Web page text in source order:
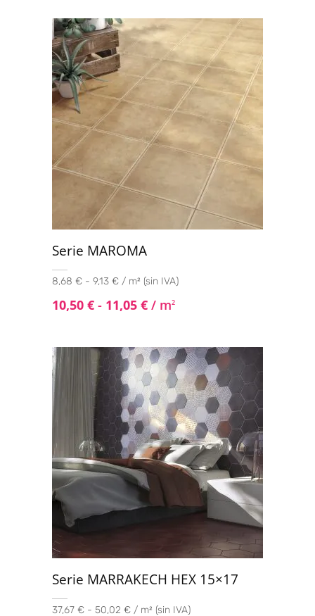
Serie MAROMA
8,68 € - 9,13 € / m² (sin IVA)
10,50 € - 11,05 € / m2
Serie MARRAKECH HEX 15×17
37,67 € - 50,02 € / m² (sin IVA)